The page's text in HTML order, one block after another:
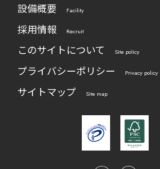
設備概要 Facility
採用情報 Recruit
このサイトについて Site policy
プライバシーポリシー Privacy policy
サイトマップ Site map